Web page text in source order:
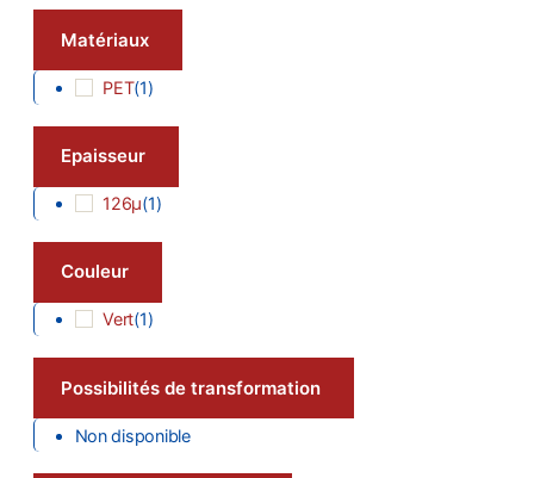
Matériaux
PET(1)
Epaisseur
126µ(1)
Couleur
Vert(1)
Possibilités de transformation
Non disponible